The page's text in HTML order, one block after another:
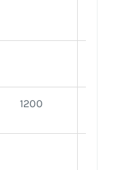
1200